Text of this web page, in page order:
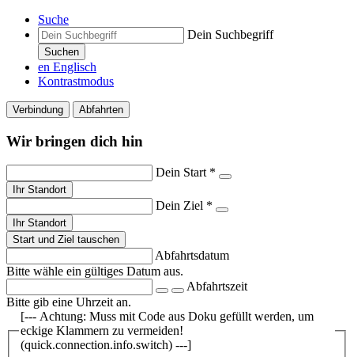
Suche
Dein Suchbegriff
Suchen
en Englisch
Kontrastmodus
Verbindung Abfahrten
Wir bringen dich hin
Dein Start *
Ihr Standort
Dein Ziel *
Ihr Standort
Start und Ziel tauschen
Abfahrtsdatum
Bitte wähle ein gültiges Datum aus.
Abfahrtszeit
Bitte gib eine Uhrzeit an.
[--- Achtung: Muss mit Code aus Doku gefüllt werden, um
eckige Klammern zu vermeiden!
(quick.connection.info.switch) ---]